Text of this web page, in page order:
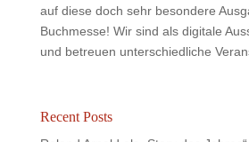
auf diese doch sehr besondere
Buchmesse! Wir sind als digitale
und betreuen unterschiedliche
Recent Posts